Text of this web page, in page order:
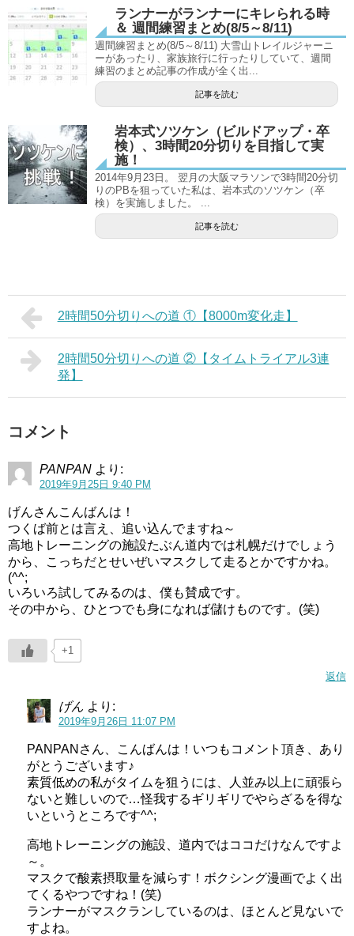
ランナーがランナーにキレられる時
＆ 週間練習まとめ(8/5～8/11)
週間練習まとめ(8/5～8/11) 大雪山トレイルジャーニ
ーがあったり、家族旅行に行ったりしていて、週間
練習のまとめ記事の作成が全く出...
記事を読む
岩本式ソツケン（ビルドアップ・卒
検）、3時間20分切りを目指して実
施！
2014年9月23日。 翌月の大阪マラソンで3時間20分切
りのPBを狙っていた私は、岩本式のソツケン（卒
検）を実施しました。 ...
記事を読む
2時間50分切りへの道 ①【8000m変化走】
2時間50分切りへの道 ②【タイムトライアル3連
発】
コメント
PANPAN より:
2019年9月25日 9:40 PM
げんさんこんばんは！
つくば前とは言え、追い込んでますね～
高地トレーニングの施設たぶん道内では札幌だけでしょう
から、こっちだとせいぜいマスクして走るとかですかね。
(^^;
いろいろ試してみるのは、僕も賛成です。
その中から、ひとつでも身になれば儲けものです。(笑)
+1
返信
げん より:
2019年9月26日 11:07 PM
PANPANさん、こんばんは！いつもコメント頂き、あり
がとうございます♪
素質低めの私がタイムを狙うには、人並み以上に頑張ら
ないと難しいので…怪我するギリギリでやらざるを得な
いというところです^^;
高地トレーニングの施設、道内ではココだけなんですよ
～。
マスクで酸素摂取量を減らす！ボクシング漫画でよく出
てくるやつですね！(笑)
ランナーがマスクランしているのは、ほとんど見ないで
すよね。